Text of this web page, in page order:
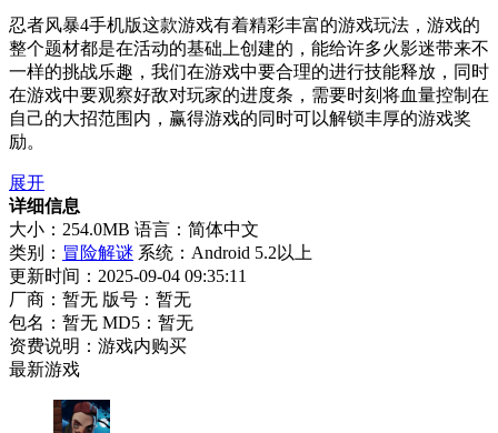
忍者风暴4手机版这款游戏有着精彩丰富的游戏玩法，游戏的
整个题材都是在活动的基础上创建的，能给许多火影迷带来不
一样的挑战乐趣，我们在游戏中要合理的进行技能释放，同时
在游戏中要观察好敌对玩家的进度条，需要时刻将血量控制在
自己的大招范围内，赢得游戏的同时可以解锁丰厚的游戏奖
励。
展开
详细信息
大小：254.0MB 语言：简体中文
类别： 冒险解谜 系统：Android 5.2以上
更新时间：2025-09-04 09:35:11
厂商：暂无 版号：暂无
包名：暂无 MD5：暂无
资费说明：游戏内购买
最新游戏